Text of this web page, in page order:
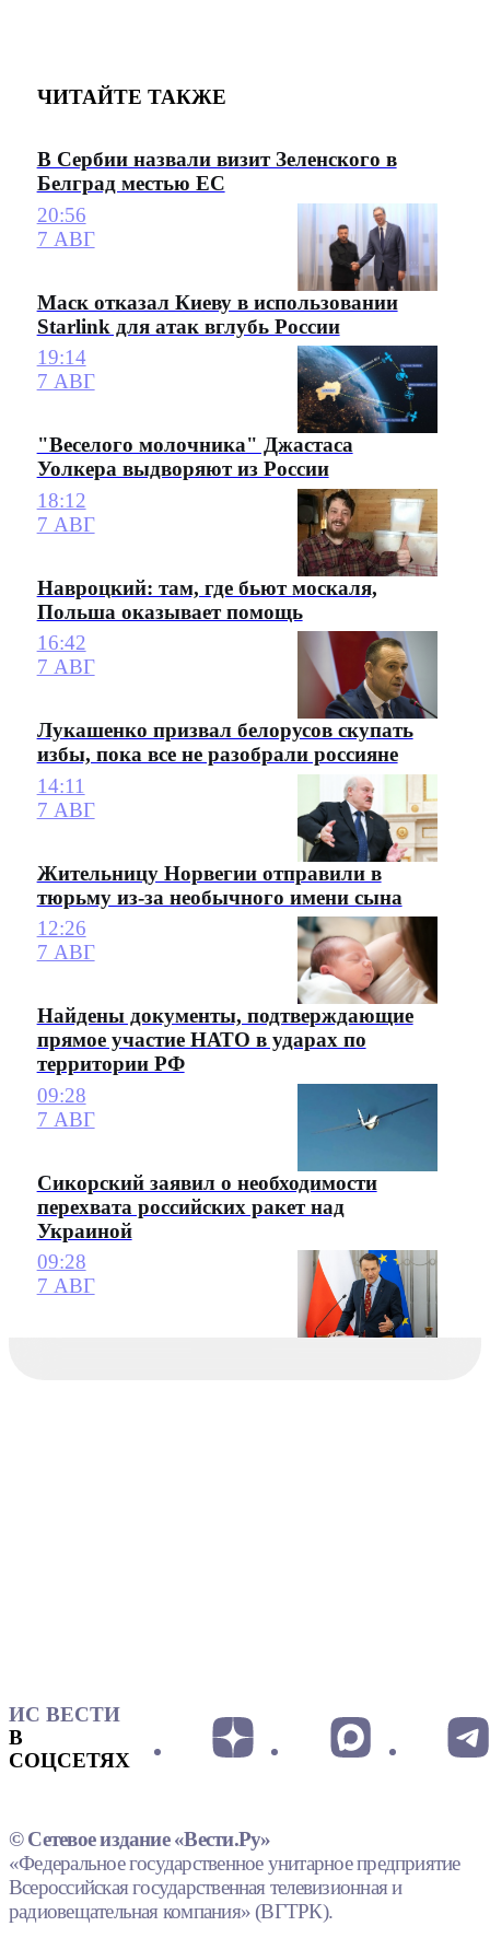
ЧИТАЙТЕ ТАКЖЕ
В Сербии назвали визит Зеленского в
Белград местью ЕС
20:56
7 АВГ
Маск отказал Киеву в использовании
Starlink для атак вглубь России
19:14
7 АВГ
"Веселого молочника" Джастаса
Уолкера выдворяют из России
18:12
7 АВГ
Навроцкий: там, где бьют москаля,
Польша оказывает помощь
16:42
7 АВГ
Лукашенко призвал белорусов скупать
избы, пока все не разобрали россияне
14:11
7 АВГ
Жительницу Норвегии отправили в
тюрьму из-за необычного имени сына
12:26
7 АВГ
Найдены документы, подтверждающие
прямое участие НАТО в ударах по
территории РФ
09:28
7 АВГ
Сикорский заявил о необходимости
перехвата российских ракет над
Украиной
09:28
7 АВГ
ИС ВЕСТИ
В
СОЦСЕТЯХ
© Сетевое издание «Вести.Ру»
«Федеральное государственное унитарное предприятие
Всероссийская государственная телевизионная и
радиовещательная компания» (ВГТРК).